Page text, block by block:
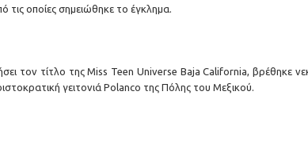
τις οποίες σημειώθηκε το έγκλημα.
τον τίτλο της Miss Teen Universe Baja California, βρέθηκε
γειτονιά Polanco της Πόλης του Μεξικού.